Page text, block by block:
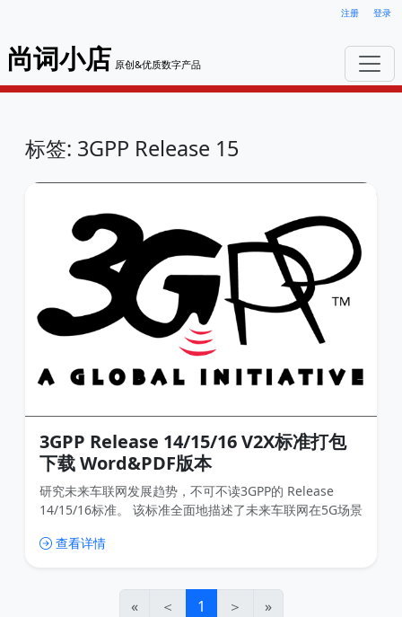
注册 登录
尚词小店 原创&优质数字产品
标签: 3GPP Release 15
3GPP Release 14/15/16 V2X标准打包
下载 Word&PDF版本
研究未来车联网发展趋势，不可不读3GPP的 Release
14/15/16标准。 该标准全面地描述了未来车联网在5G场景
其是Release 15中甚至加入了汽车共享驾驶、全民滴滴的
的朋友认真阅读以下该标准。 打赏费用仅用于网站运营和
搜集资源，希望大家多多支持
查看详情
« ＜ 1 ＞ »